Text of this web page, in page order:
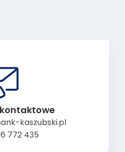
kaszubski.pl
772 435